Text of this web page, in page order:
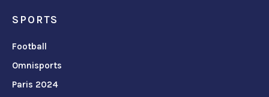
SPORTS
Football
Omnisports
Paris 2024